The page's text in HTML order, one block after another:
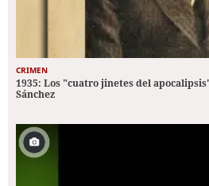
CRIMEN
1935: Los "cuatro jinetes del
Sánchez